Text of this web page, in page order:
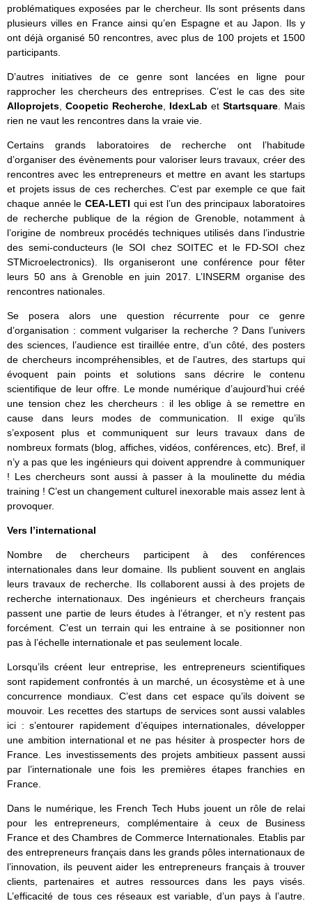
problématiques exposées par le chercheur. Ils sont présents dans
plusieurs villes en France ainsi qu’en Espagne et au Japon. Ils y
ont déjà organisé 50 rencontres, avec plus de 100 projets et 1500
participants.
D’autres initiatives de ce genre sont lancées en ligne pour
rapprocher les chercheurs des entreprises. C’est le cas des site
Alloprojets Coopetic Recherche IdexLab et Startsquare . Mais
rien ne vaut les rencontres dans la vraie vie.
Certains grands laboratoires de recherche ont l’habitude
d’organiser des évènements pour valoriser leurs travaux, créer des
rencontres avec les entrepreneurs et mettre en avant les startups
et projets issus de ces recherches. C’est par exemple ce que fait
chaque année le CEA-LETI qui est l’un des principaux laboratoires
de recherche publique de la région de Grenoble, notamment à
l’origine de nombreux procédés techniques utilisés dans l’industrie
des semi-conducteurs (le SOI chez SOITEC et le FD-SOI chez
STMicroelectronics). Ils organiseront une conférence pour fêter
leurs 50 ans à Grenoble en juin 2017. L’INSERM organise des
rencontres nationales.
Se posera alors une question récurrente pour ce genre
d’organisation : comment vulgariser la recherche ? Dans l’univers
des sciences, l’audience est tiraillée entre, d’un côté, des posters
de chercheurs incompréhensibles, et de l’autres, des startups qui
évoquent pain points et solutions sans décrire le contenu
scientifique de leur offre. Le monde numérique d’aujourd’hui créé
une tension chez les chercheurs : il les oblige à se remettre en
cause dans leurs modes de communication. Il exige qu’ils
s’exposent plus et communiquent sur leurs travaux dans de
nombreux formats (blog, affiches, vidéos, conférences, etc). Bref, il
n’y a pas que les ingénieurs qui doivent apprendre à communiquer
! Les chercheurs sont aussi à passer à la moulinette du média
training ! C’est un changement culturel inexorable mais assez lent à
provoquer.
Vers l’international
Nombre de chercheurs participent à des conférences
internationales dans leur domaine. Ils publient souvent en anglais
leurs travaux de recherche. Ils collaborent aussi à des projets de
recherche internationaux. Des ingénieurs et chercheurs français
passent une partie de leurs études à l’étranger, et n’y restent pas
forcément. C’est un terrain qui les entraine à se positionner non
pas à l’échelle internationale et pas seulement locale.
Lorsqu’ils créent leur entreprise, les entrepreneurs scientifiques
sont rapidement confrontés à un marché, un écosystème et à une
concurrence mondiaux. C’est dans cet espace qu’ils doivent se
mouvoir. Les recettes des startups de services sont aussi valables
ici : s’entourer rapidement d’équipes internationales, développer
une ambition international et ne pas hésiter à prospecter hors de
France. Les investissements des projets ambitieux passent aussi
par l’internationale une fois les premières étapes franchies en
France.
Dans le numérique, les French Tech Hubs jouent un rôle de relai
pour les entrepreneurs, complémentaire à ceux de Business
France et des Chambres de Commerce Internationales. Etablis par
des entrepreneurs français dans les grands pôles internationaux de
l’innovation, ils peuvent aider les entrepreneurs français à trouver
clients, partenaires et autres ressources dans les pays visés.
L’efficacité de tous ces réseaux est variable, d’un pays à l’autre.